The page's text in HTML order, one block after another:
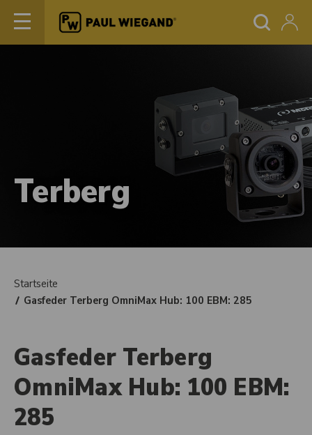
Terberg
Startseite
Gasfeder Terberg OmniMax Hub: 100 EBM: 285
Gasfeder Terberg
OmniMax Hub: 100 EBM:
285